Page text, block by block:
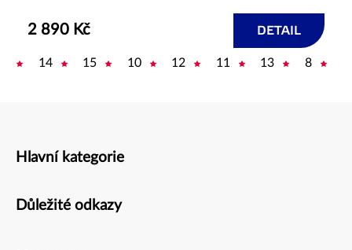
2 890 Kč DETAIL
14 15 10 12 11 13 8
Zápatí
Hlavní kategorie
Důležité odkazy